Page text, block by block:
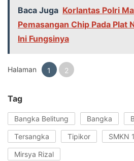
Baca Juga Korlantas Polri
Pemasangan Chip Pada Plat
Ini Fungsinya
Halaman 1 2
Tag
Bangka Belitung Bangka
Tersangka Tipikor SMKN
Mirsya Rizal